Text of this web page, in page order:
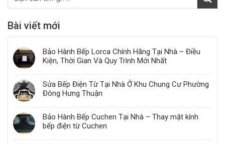
Bài viết mới
Bảo Hành Bếp Lorca Chính Hãng Tại Nhà – Điều
Kiện, Thời Gian Và Quy Trình Mới Nhất
Sửa Bếp Điện Từ Tại Nhà Ở Khu Chung Cư Phường
Đông Hưng Thuận
Bảo Hành Bếp Cuchen Tại Nhà – Thay mặt kính
bếp điện từ Cuchen